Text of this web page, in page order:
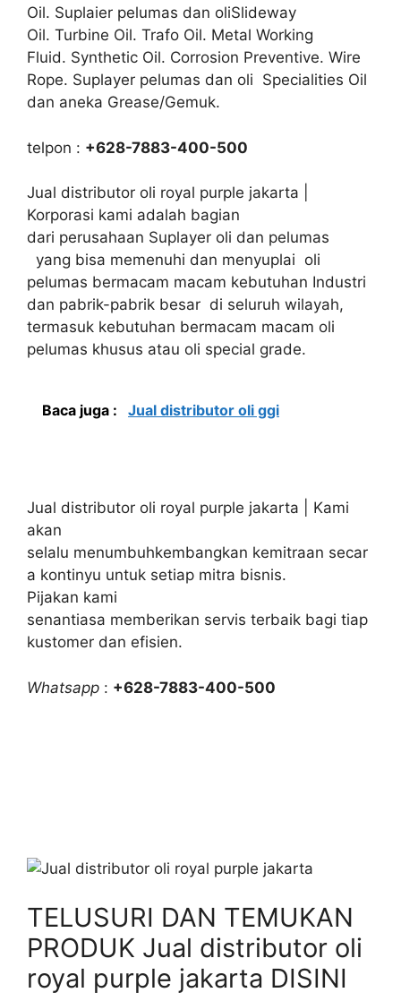
Oil. Suplaier pelumas dan oliSlideway
Oil. Turbine Oil. Trafo Oil. Metal Working
Fluid. Synthetic Oil. Corrosion Preventive. Wire
Rope. Suplayer pelumas dan oli Specialities Oil
dan aneka Grease/Gemuk.
telpon : +628-7883-400-500
Jual distributor oli royal purple jakarta |
Korporasi kami adalah bagian
dari perusahaan Suplayer oli dan pelumas
yang bisa memenuhi dan menyuplai oli
pelumas bermacam macam kebutuhan Industri
dan pabrik-pabrik besar di seluruh wilayah,
termasuk kebutuhan bermacam macam oli
pelumas khusus atau oli special grade.
Baca juga : Jual distributor oli ggi
Jual distributor oli royal purple jakarta | Kami
akan
selalu menumbuhkembangkan kemitraan secar
a kontinyu untuk setiap mitra bisnis.
Pijakan kami
senantiasa memberikan servis terbaik bagi tiap
kustomer dan efisien.
Whatsapp : +628-7883-400-500
TELUSURI DAN TEMUKAN
PRODUK Jual distributor oli
royal purple jakarta DISINI